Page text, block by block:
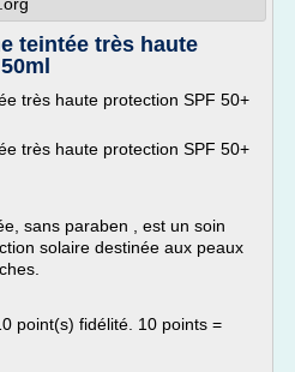
teintée très haute
très haute protection SPF 50+
très haute protection SPF 50+
sans paraben , est un soin
solaire destinée aux peaux
point(s) fidélité. 10 points =